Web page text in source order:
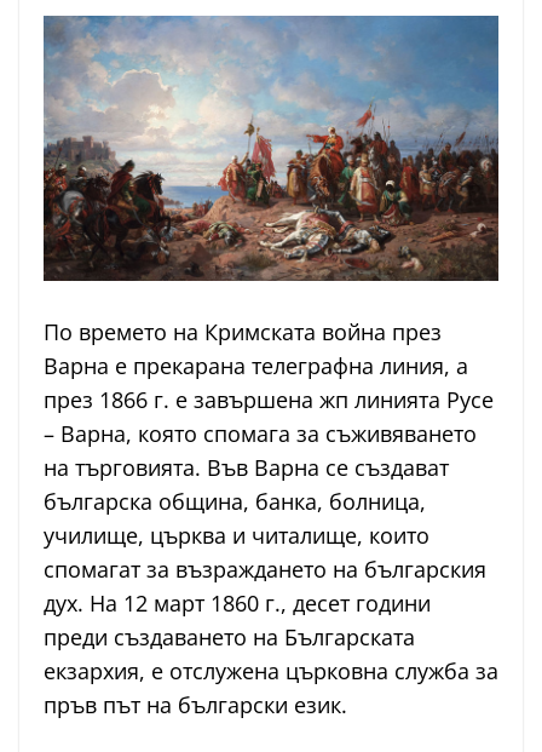
По времето на Кримската война през
Варна е прекарана телеграфна линия, а
през 1866 г. е завършена жп линията Русе
– Варна, която спомага за съживяването
на търговията. Във Варна се създават
българска община, банка, болница,
училище, църква и читалище, които
спомагат за възраждането на българския
дух. На 12 март 1860 г., десет години
преди създаването на Българската
екзархия, е отслужена църковна служба за
пръв път на български език.